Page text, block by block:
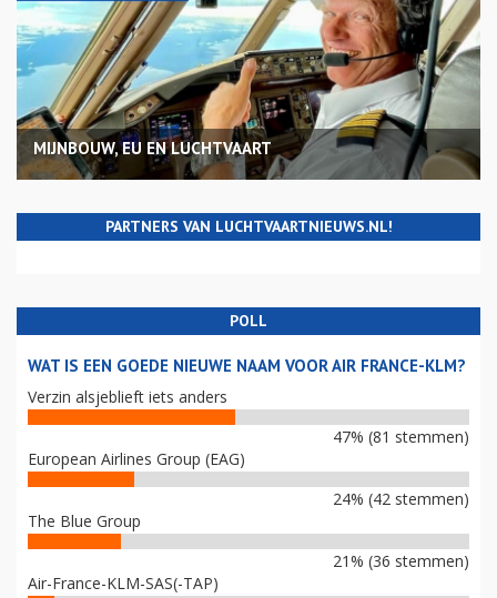
MIJNBOUW, EU EN LUCHTVAART
PARTNERS VAN LUCHTVAARTNIEUWS.NL!
POLL
WAT IS EEN GOEDE NIEUWE NAAM VOOR AIR FRANCE-KLM?
Verzin alsjeblieft iets anders
47% (81 stemmen)
European Airlines Group (EAG)
24% (42 stemmen)
The Blue Group
21% (36 stemmen)
Air-France-KLM-SAS(-TAP)